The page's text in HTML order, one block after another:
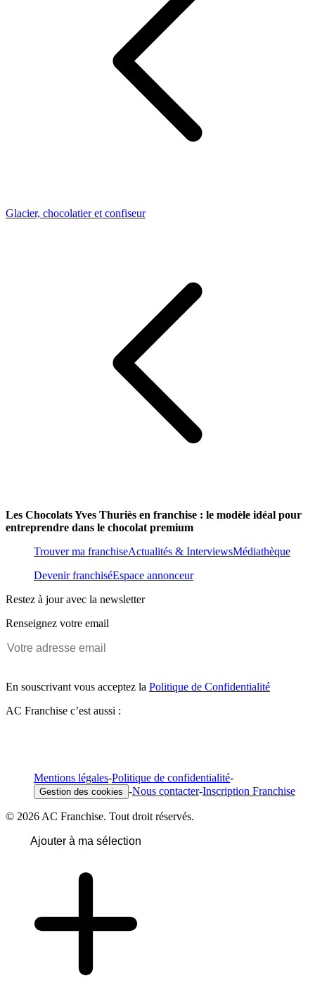
Glacier, chocolatier et confiseur
Les Chocolats Yves Thuriès en franchise : le modèle idéal pour
entreprendre dans le chocolat premium
Trouver ma franchiseActualités & InterviewsMédiathèque
Devenir franchiséEspace annonceur
Restez à jour avec la newsletter
Renseignez votre email
En souscrivant vous acceptez la Politique de Confidentialité
AC Franchise c’est aussi :
Mentions légales-Politique de confidentialité-
Gestion des cookies -Nous contacter-Inscription Franchise
© 2026 AC Franchise. Tout droit réservés.
Ajouter à ma sélection